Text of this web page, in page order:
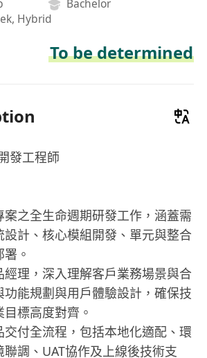
Bachelor
Hybrid
To be determined
發工程師
案之全生命週期研發工作，涵蓋需
設計、核心模組開發、單元與整合
。
經理，深入理解客戶業務場景與合
功能規劃與用戶體驗設計，確保技
標高度對齊。
交付全流程，包括本地化適配、環
調、UAT協作及上線後技術支